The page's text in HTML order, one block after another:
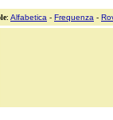
: Alfabetica - Frequenza -